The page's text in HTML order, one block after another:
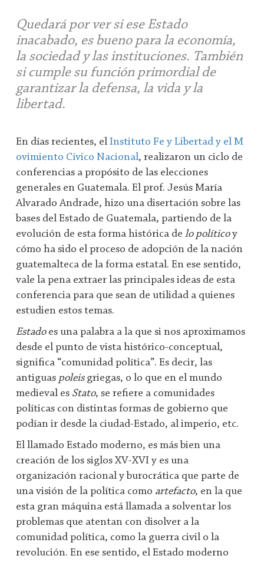
Quedará por ver si ese Estado
inacabado, es bueno para la economía,
la sociedad y las instituciones. También
si cumple su función primordial de
garantizar la defensa, la vida y la
libertad.
En días recientes, el Instituto Fe y Libertad y el M
ovimiento Cívico Nacional, realizaron un ciclo de
conferencias a propósito de las elecciones
generales en Guatemala. El prof. Jesús María
Alvarado Andrade, hizo una disertación sobre las
bases del Estado de Guatemala, partiendo de la
evolución de esta forma histórica de lo políticoy
cómo ha sido el proceso de adopción de la nación
guatemalteca de la forma estatal. En ese sentido,
vale la pena extraer las principales ideas de esta
conferencia para que sean de utilidad a quienes
estudien estos temas.
Estadoes una palabra a la que si nos aproximamos
desde el punto de vista histórico-conceptual,
significa “comunidad política”. Es decir, las
antiguas poleisgriegas, o lo que en el mundo
medieval es Stato, se refiere a comunidades
políticas con distintas formas de gobierno que
podían ir desde la ciudad-Estado, al imperio, etc.
El llamado Estado moderno, es más bien una
creación de los siglos XV-XVI y es una
organización racional y burocrática que parte de
una visión de la política como artefacto, en la que
esta gran máquina está llamada a solventar los
problemas que atentan con disolver a la
comunidad política, como la guerra civil o la
revolución. En ese sentido, el Estado moderno